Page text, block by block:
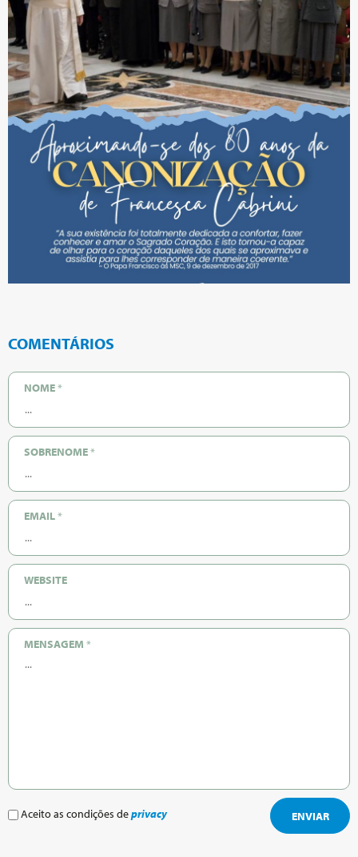
COMENTÁRIOS
NOME*
SOBRENOME*
EMAIL*
WEBSITE
MENSAGEM *
Aceito as condições deprivacy ENVIAR